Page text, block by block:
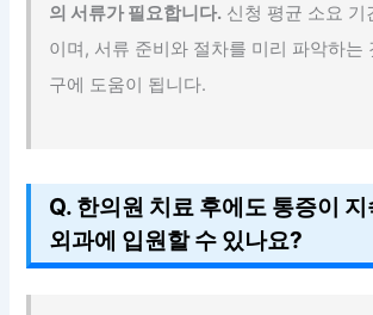
의 서류가 필요합니다. 신청 평균 소요 기
이며, 서류 준비와 절차를 미리 파악하는
구에 도움이 됩니다.
Q. 한의원 치료 후에도 통증이
외과에 입원할 수 있나요?